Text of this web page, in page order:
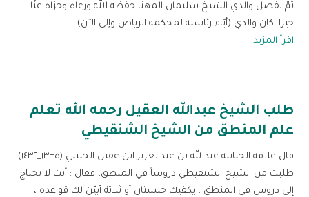
ثُمّ بفضل والدي الشيخ سليمان المهنا حفظه الله ورعاه وجزاه عنّا
خيرا. كان والدي (أيّام رئاسته لمحكمة الرياض وإلى الآن)...
اقرأ المزيد
طلب الشيخ عبدالله العقيل رحمه الله تعلم
علم المنطق من الشيخ الشنقيطي
‏قال علامة ‎الحنابلة عبدالله بن عبدالعزيز ابن عقيل الحنبلي (١٣٣٥_١٤٣٢):
طلبت من الشيخ الشنقيطي دروساً في المنطق، فقال : أنت لا تحتاج
إلى دروس في المنطق ، يكفيك جلستان أو ثلاثة أبيّن لك قواعده ،